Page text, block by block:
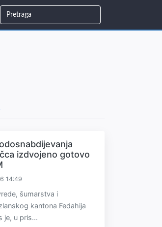
izdvojeno gotovo
14:49
šumarstva i
kantona Fedahija
je, u pris...